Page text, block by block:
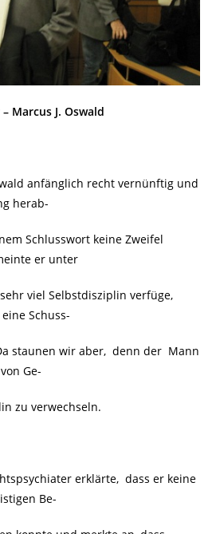
Marcus J. Oswald
anfänglich recht vernünftig und
herab-
Schlusswort keine Zweifel
er unter
viel Selbstdisziplin verfüge,
Schuss-
staunen wir aber, denn der Mann
Ge-
zu verwechseln.
erklärte, dass er keine
Be-